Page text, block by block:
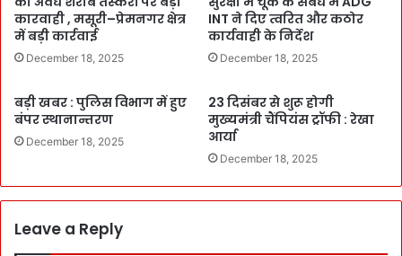
कारवाही , मसूरी–प्रेमनगर क्षेत्र
में बड़ी कार्रवाई
December 18, 2025
INT ने दिए त्वरित और कठोर
कार्यवाही के निर्देश
December 18, 2025
बड़ी खबर : पुलिस विभाग में हुए
बंपर स्थानान्तरण
December 18, 2025
23 दिसंबर से शुरू होगी
मुख्यमंत्री चैंपियंस ट्रॉफी : रेखा
आर्या
December 18, 2025
Leave a Reply